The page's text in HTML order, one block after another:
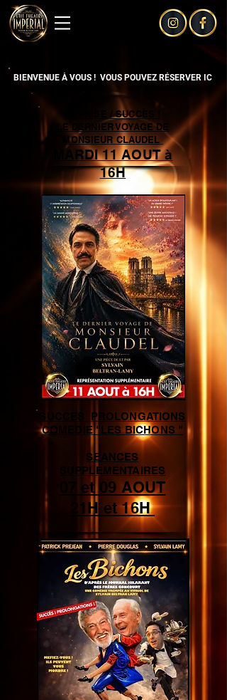
BIENVENUE À VOUS !  VOUS POUVEZ RÉSERVER ICI
REPRISE / SUCCÈS !
LE DERNIER VOYAGE DE
MONSIEUR CLAUDEL
MARDI 11 AOUT à
16H
SUCCES PROLONGATIONS
COMEDIE "LES BICHONS "
SEANCES
SUPPLEMENTAIRES
07 et 09 AOUT
21H et 16H